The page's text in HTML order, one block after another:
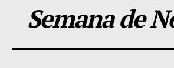
Semana de